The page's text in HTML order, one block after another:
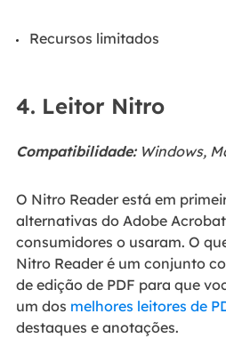
Recursos limitados
4. Leitor Nitro
Compatibilidade:Windows,
O Nitro Reader está em
alternativas do Adobe
consumidores o usaram. O
Nitro Reader é um conjunto
de edição de PDF para que
um dos melhores leitores de
destaques e anotações.